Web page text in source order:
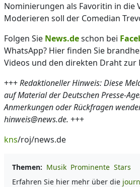
Nominierungen als Favoritin in die
Moderieren soll der Comedian
Folgen Sie News.deschon bei
WhatsApp? Hier finden Sie
Videos und den direkten Draht zur
+++Redaktioneller Hinweis: Diese
auf Material der Deutschen Presse-
Anmerkungen oder Rückfragen
hinweis@news.de. +++
kns/roj/news.de
Themen: Musik Prominente Stars
Erfahren Sie hier mehr über die